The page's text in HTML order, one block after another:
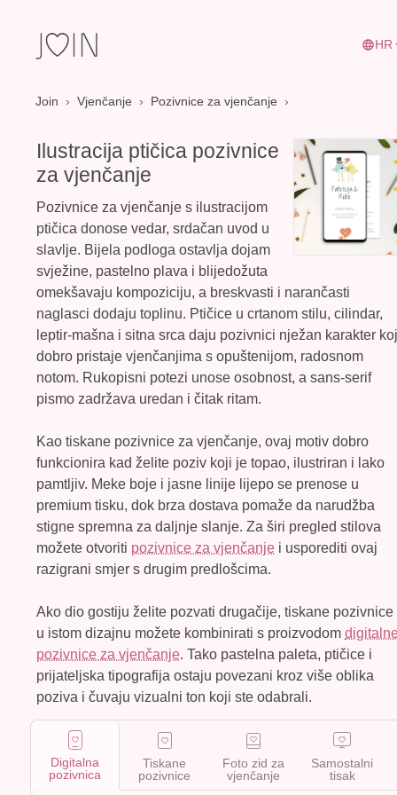
HR
Join › Vjenčanje › Pozivnice za vjenčanje
Ilustracija ptičica pozivnice
za vjenčanje
Pozivnice za vjenčanje s ilustracijom
ptičica donose vedar, srdačan uvod u
slavlje. Bijela podloga ostavlja dojam
svježine, pastelno plava i blijedožuta
omekšavaju kompoziciju, a breskvasti i narančasti
naglasci dodaju toplinu. Ptičice u crtanom stilu, cilindar,
leptir-mašna i sitna srca daju pozivnici nježan karakter
dobro pristaje vjenčanjima s opuštenijom, radosnom
notom. Rukopisni potezi unose osobnost, a sans-serif
pismo zadržava uredan i čitak ritam.
Kao tiskane pozivnice za vjenčanje, ovaj motiv dobro
funkcionira kad želite poziv koji je topao, ilustriran i lako
pamtljiv. Meke boje i jasne linije lijepo se prenose u
premium tisku, dok brza dostava pomaže da narudžba
stigne spremna za daljnje slanje. Za širi pregled stilova
možete otvoriti pozivnice za vjenčanje i usporediti ovaj
razigrani smjer s drugim predlošcima.
Ako dio gostiju želite pozvati drugačije, tiskane pozivnice
u istom dizajnu možete kombinirati s proizvodom
pozivnice za vjenčanje. Tako pastelna paleta, ptičice i
prijateljska tipografija ostaju povezani kroz više oblika
poziva i čuvaju vizualni ton koji ste odabrali.
Digitalna
pozivnica
Tiskane
pozivnice
Foto zid za
vjenčanje
Samostalni
tisak